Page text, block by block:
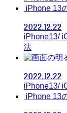
iPhone 13
2022.12.22
iPhone13/
法
2022.12.22
iPhone13/
iPhone 13